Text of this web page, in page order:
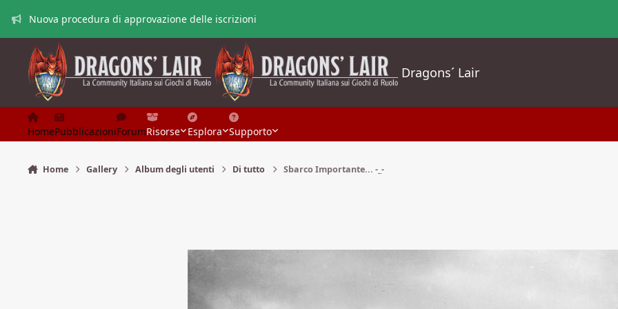
Nuova procedura di approvazione delle iscrizioni
Dragons´ Lair
HomePubblicazioniForumRisorse Esplora Supporto
Home Gallery Album degli utenti Di tutto Sbarco Importante... -_-